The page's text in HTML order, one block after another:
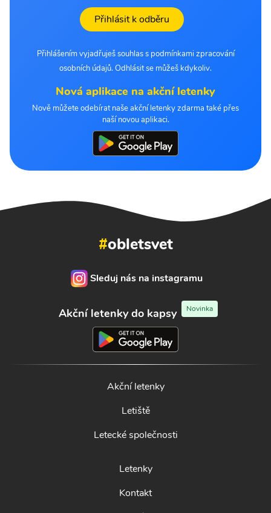
Přihlásit k odběru
Přihlášením vyjadřuješ souhlas s podmínkami zpracování
osobních údajů. Odhlásit se můžeš kdykoliv.
Nová aplikace na akční letenky
Nově můžete odebírat naše akční letenky zdarma také přes
naší novou aplikaci.
#obletsvet
Sleduj nás na instagramu
Akční letenky do kapsy Novinka
Akční letenky
Letiště
Letecké společnosti
Letenky
Kontakt